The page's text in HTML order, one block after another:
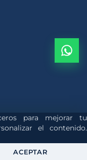
derechos reservados.
pesado
para mejorar tu
el contenido.
ACEPTAR